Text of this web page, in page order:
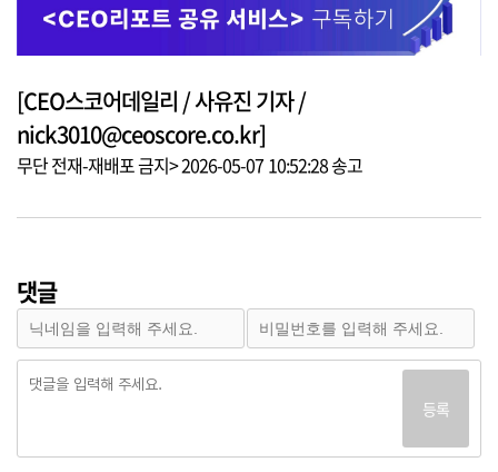
[CEO스코어데일리 / 사유진 기자 /
nick3010@ceoscore.co.kr]
무단 전재-재배포 금지> 2026-05-07 10:52:28 송고
댓글
등록